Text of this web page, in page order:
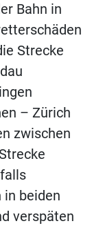
Bahn in
Strecke
– Zürich
zwischen
in beiden
verspäten